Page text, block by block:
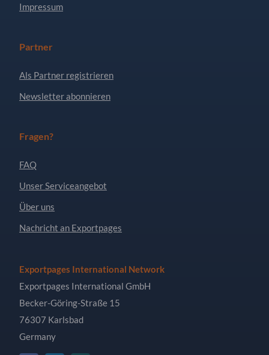
Impressum
Partner
Als Partner registrieren
Newsletter abonnieren
Fragen?
FAQ
Unser Serviceangebot
Über uns
Nachricht an Exportpages
Exportpages International Network
Exportpages International GmbH
Becker-Göring-Straße 15
76307 Karlsbad
Germany